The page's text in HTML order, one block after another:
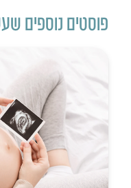
פוסטים נוספים